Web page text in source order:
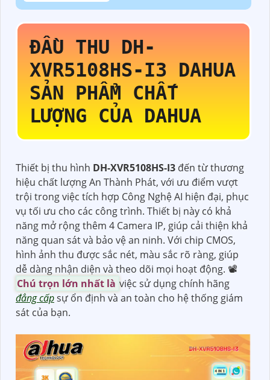
ĐẦU THU DH-
XVR5108HS-I3 DAHUA
SẢN PHẨM CHẤT
LƯỢNG CỦA DAHUA
Thiết bị thu hình DH-XVR5108HS-I3 đến từ thương
hiệu chất lượng An Thành Phát, với ưu điểm vượt
trội trong việc tích hợp Công Nghệ AI hiện đại, phục
vụ tối ưu cho các công trình. Thiết bị này có khả
năng mở rộng thêm 4 Camera IP, giúp cải thiện khả
năng quan sát và bảo vệ an ninh. Với chip CMOS,
hình ảnh thu được sắc nét, màu sắc rõ ràng, giúp
dễ dàng nhận diện và theo dõi mọi hoạt động. 📽
Chú trọn lớn nhất là việc sử dụng chính hãng
đẳng cấpsự ổn định và an toàn cho hệ thống giám
sát của bạn.